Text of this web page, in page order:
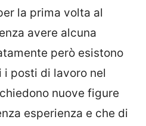
la prima volta al
avere alcuna
però esistono
i posti di lavoro nel
nuove figure
esperienza e che di